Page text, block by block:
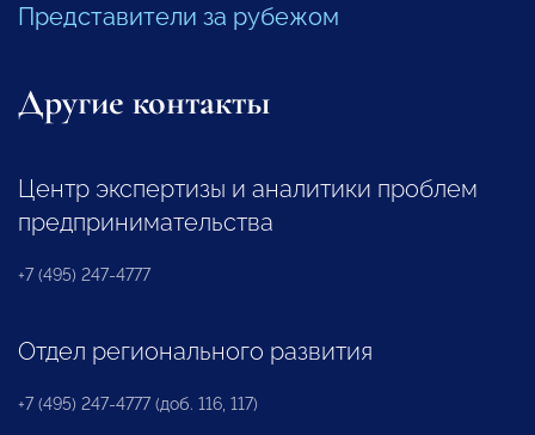
Представители за рубежом
Другие контакты
Центр экспертизы и аналитики проблем
предпринимательства
+7 (495) 247-4777
Отдел регионального развития
+7 (495) 247-4777 (доб. 116, 117)